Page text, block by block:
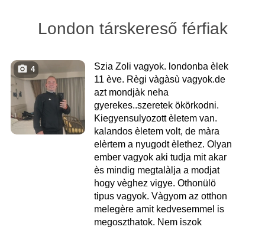
London társkereső férfiak
4
Szia Zoli vagyok. londonba èlek
11 ève. Règi vàgàsù vagyok.de
azt mondjàk neha
gyerekes..szeretek ökörkodni.
Kiegyensulyozott èletem van.
kalandos èletem volt, de màra
elèrtem a nyugodt èlethez. Olyan
ember vagyok aki tudja mit akar
ès mindig megtalàlja a modjat
hogy vèghez vigye. Othonülö
tipus vagyok. Vàgyom az otthon
melegère amit kedvesemmel is
megoszthatok. Nem iszok